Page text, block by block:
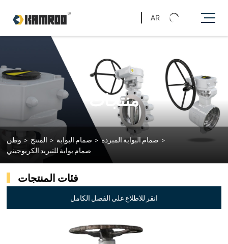
AR
منتجات
وطن > المنتج > صمام البوابة > صمام البوابة المبردة >
صمام بوابة للتبريد الكريوجيني
فئات المنتجات
انقر للاطلاع على الفصل الكامل